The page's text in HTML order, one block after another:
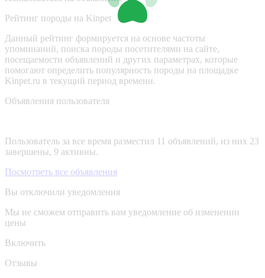
Рейтинг породы на Kinpet
Данный рейтинг формируется на основе частоты
упоминаний, поиска породы посетителями на сайте,
посещаемости объявлений и других параметрах, которые
помогают определить популярность породы на площадке
Kinpet.ru в текущий период времени.
Объявления пользователя
Пользователь за все время разместил 11 объявлений, из них 23
завершены, 9 активны.
Посмотреть все объявления
Вы отключили уведомления
Мы не сможем отправить вам уведомление об изменении
цены
Включить
Отзывы